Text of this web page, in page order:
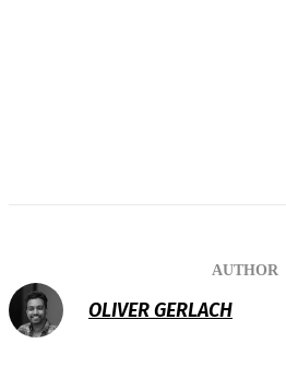
AUTHOR
OLIVER GERLACH